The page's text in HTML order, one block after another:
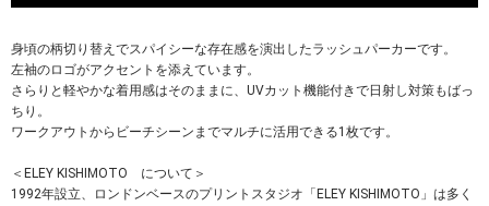
身頃の柄切り替えでスパイシーな存在感を演出したラッシュパーカーです。
左袖のロゴがアクセントを添えています。
さらりと軽やかな着用感はそのままに、UVカット機能付きで日射し対策もばっ
ちり。
ワークアウトからビーチシーンまでマルチに活用できる1枚です。
＜ELEY KISHIMOTO について＞
1992年設立、ロンドンベースのプリントスタジオ「ELEY KISHIMOTO」は多く